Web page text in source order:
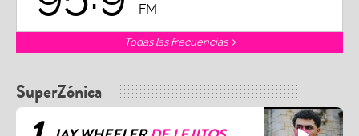
FM
Todas las frecuencias
SuperZónica